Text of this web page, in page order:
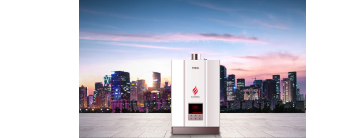
刘经
陈经